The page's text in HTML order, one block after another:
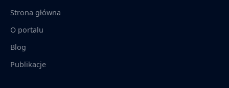
Strona główna
O portalu
Blog
Publikacje